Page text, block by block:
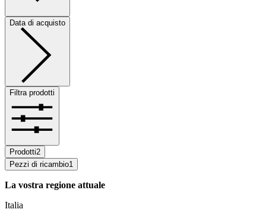
Data di acquisto
Filtra prodotti
Prodotti2
Pezzi di ricambio1
La vostra regione attuale
Italia